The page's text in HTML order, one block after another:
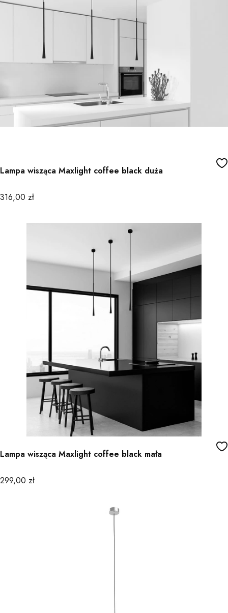
Lampa wisząca Maxlight coffee black duża
Cena
316,00 zł
Lampa wisząca Maxlight coffee black mała
Cena
299,00 zł